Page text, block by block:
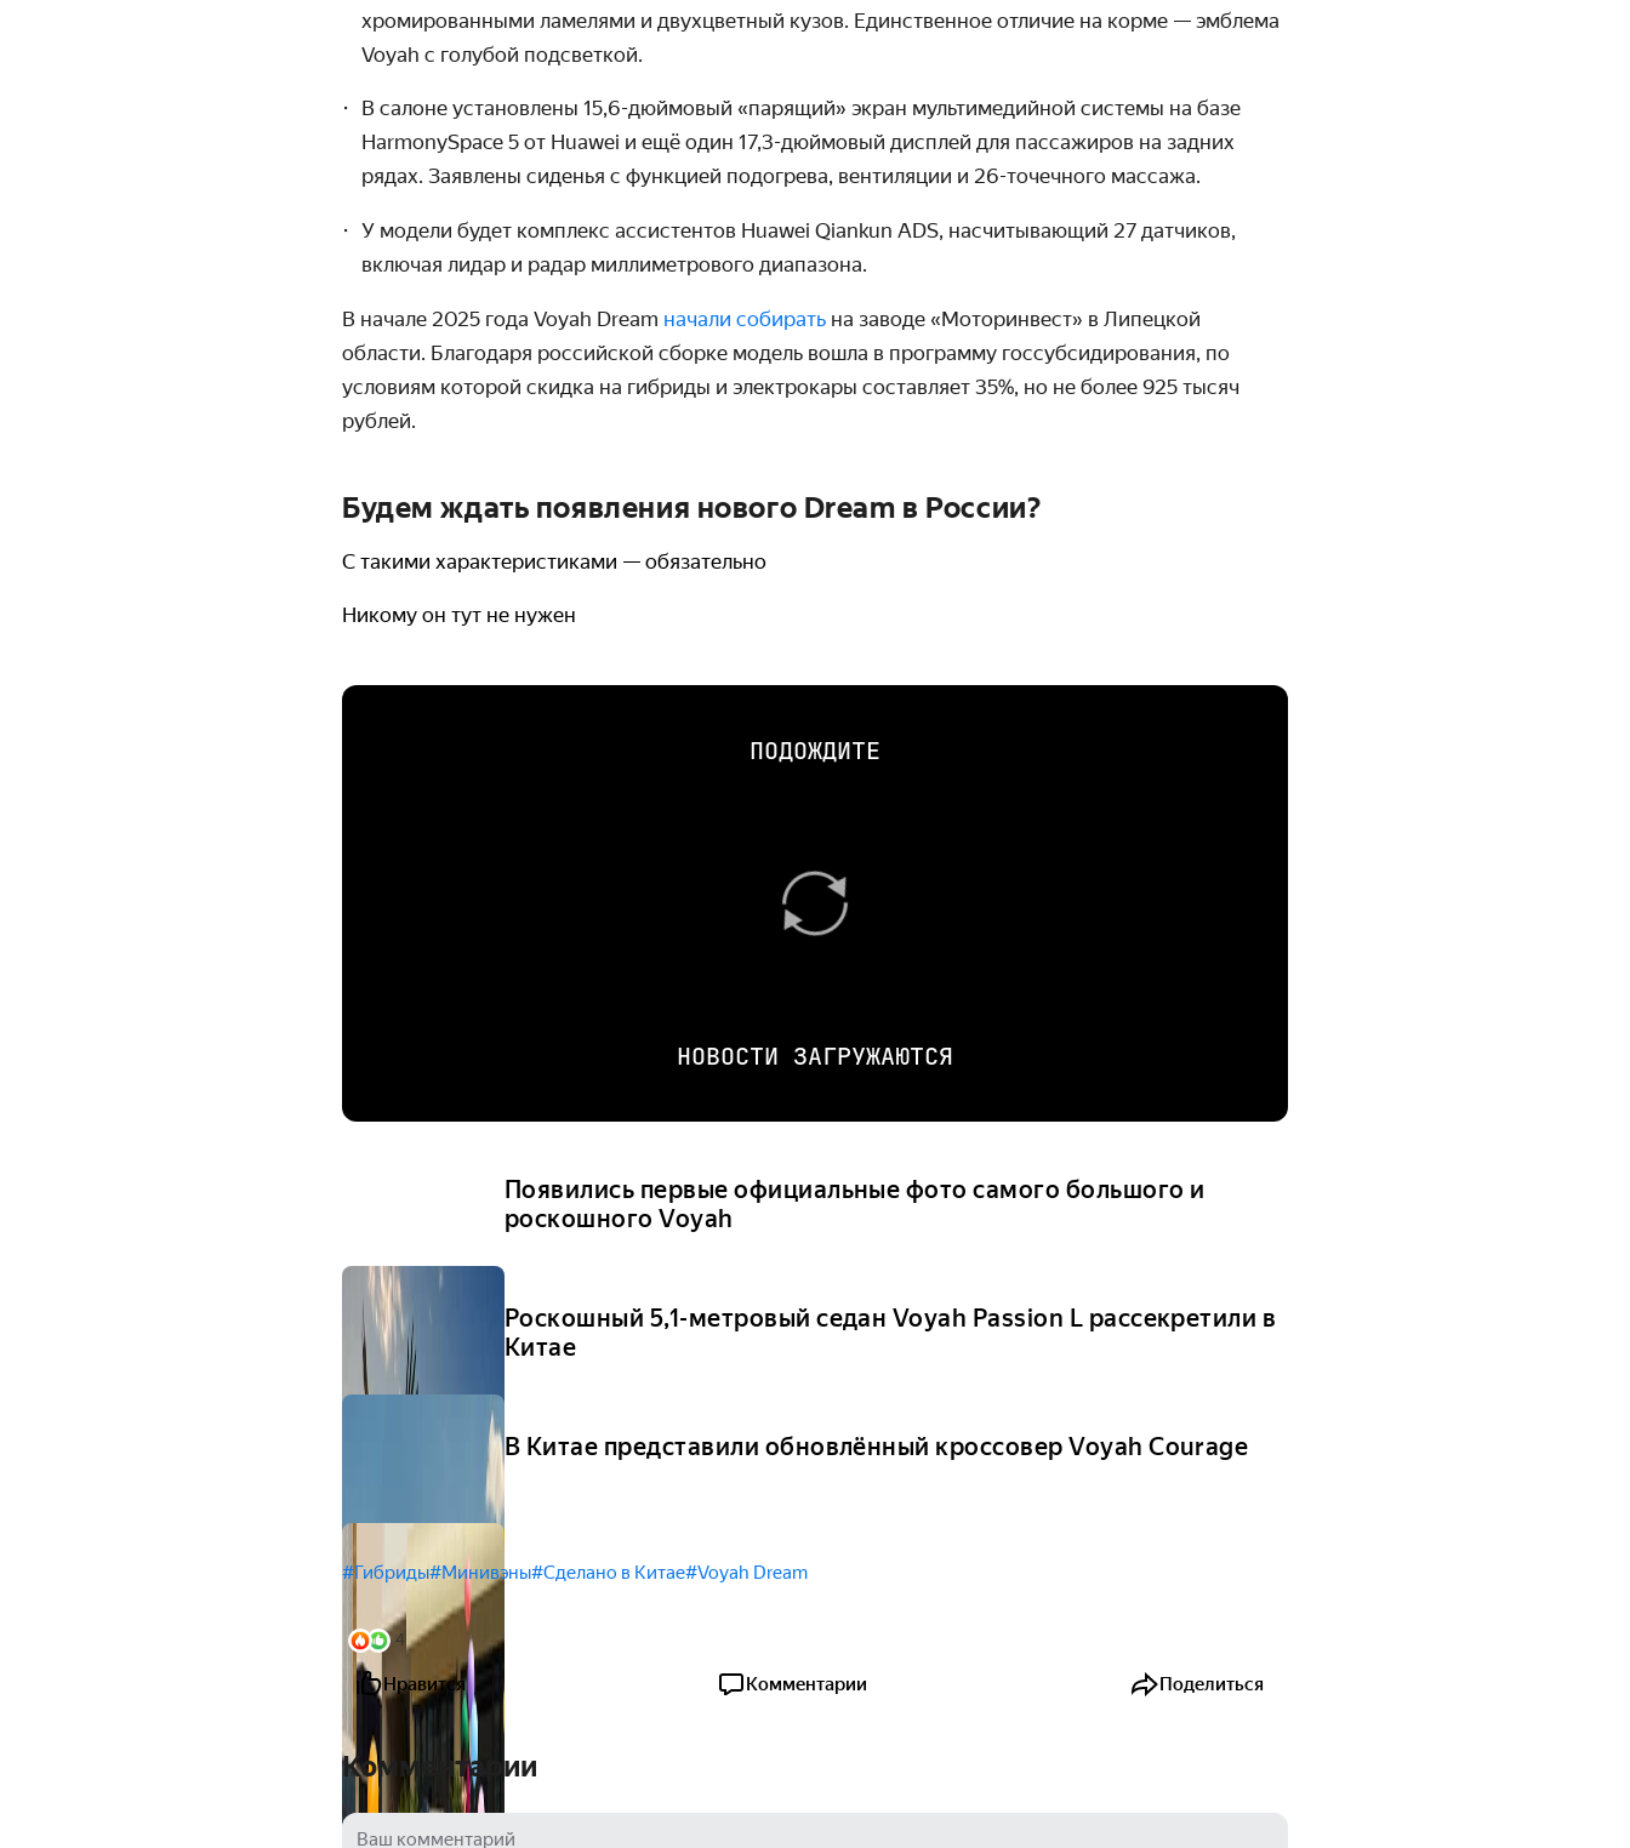
хромированными ламелями и двухцветный кузов. Единственное отличие на корме — эмблема
Voyah с голубой подсветкой.
В салоне установлены 15,6-дюймовый «парящий» экран мультимедийной системы на базе
HarmonySpace 5 от Huawei и ещё один 17,3-дюймовый дисплей для пассажиров на задних
рядах. Заявлены сиденья с функцией подогрева, вентиляции и 26-точечного массажа.
У модели будет комплекс ассистентов Huawei Qiankun ADS, насчитывающий 27 датчиков,
включая лидар и радар миллиметрового диапазона.
В начале 2025 года Voyah Dream начали собирать на заводе «Моторинвест» в Липецкой
области. Благодаря российской сборке модель вошла в программу госсубсидирования, по
условиям которой скидка на гибриды и электрокары составляет 35%, но не более 925 тысяч
рублей.
Будем ждать появления нового Dream в России?
С такими характеристиками — обязательно
Никому он тут не нужен
ПОДОЖДИТЕ
НОВОСТИ ЗАГРУЖАЮТСЯ
Появились первые официальные фото самого большого и
роскошного Voyah
Роскошный 5,1-метровый седан Voyah Passion L рассекретили в
Китае
В Китае представили обновлённый кроссовер Voyah Courage
#Гибриды#Минивэны#Сделано в Китае#Voyah Dream
4
Нравится Комментарии Поделиться
Комментарии